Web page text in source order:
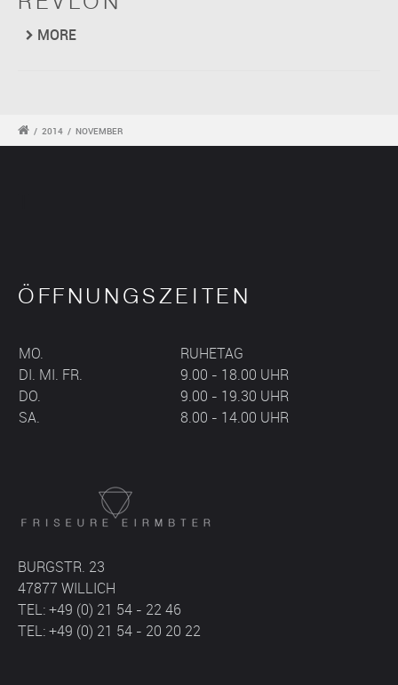
MORE
/ 2014 / NOVEMBER
ÖFFNUNGSZEITEN
MO.
RUHETAG
DI. MI. FR.
9.00 - 18.00 UHR
DO.
9.00 - 19.30 UHR
SA.
8.00 - 14.00 UHR
BURGSTR. 23
47877 WILLICH
TEL: +49 (0) 21 54 - 22 46
TEL: +49 (0) 21 54 - 20 20 22